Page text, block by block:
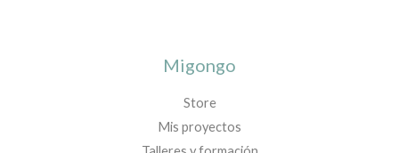
Migongo
Store
Mis proyectos